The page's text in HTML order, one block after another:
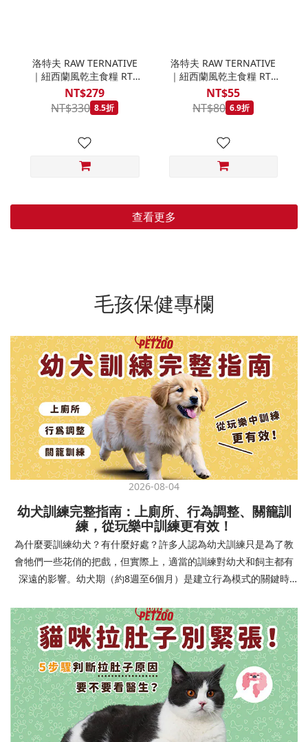
洛特夫 RAW TERNATIVE
｜紐西蘭風乾主食糧 RT3
羊肉 142g｜風乾主食糧
羊肉 全齡犬 狗飼料
NT$279
NT$330 8.5折
洛特夫 RAW TERNATIVE
｜紐西蘭風乾主食糧 RT1
牛肉 25g｜風乾主食糧 牛
肉 全齡犬 狗飼料
NT$55
NT$80 6.9折
查看更多
毛孩保健專欄
2026-08-04
幼犬訓練完整指南：上廁所、行為調整、關籠訓
練，從玩樂中訓練更有效！
為什麼要訓練幼犬？有什麼好處？許多人認為幼犬訓練只是為了教
會牠們一些花俏的把戲，但實際上，適當的訓練對幼犬和飼主都有
深遠的影響。幼犬期（約8週至6個月）是建立行為模式的關鍵時
的行為問題，並建立人犬間的健康關係。 建立安全健康的生活環境
透過基礎訓練，幼犬能學會家居規則，避免危險行為和破壞家具。
像是「不」和「放下」等指令可以阻止幼犬咬電線或誤食有害物
質，有效降低居家意外風險。規律的如廁訓練則能養成良好衛生習
慣，讓家中環境保持乾淨舒適。增強溝通與信任關係訓練過程就像
建立一種共同語言，幫助你和幼犬更好地理解彼此。當幼犬學會回
應你的指令，不只增加了互動機會，也建立了主人作為領導者的地
位。正向獎勵式訓練更能培養幼犬對你的信任感，強化情感連結，